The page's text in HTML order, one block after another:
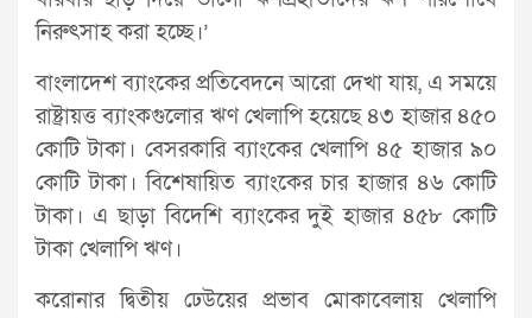
নিরুৎসাহ করা হচ্ছে।’
বাংলাদেশ ব্যাংকের প্রতিবেদনে আরো দেখা যায়, এ সময়ে
রাষ্ট্রায়ত্ত ব্যাংকগুলোর ঋণ খেলাপি হয়েছে ৪৩ হাজার ৪৫০
কোটি টাকা। বেসরকারি ব্যাংকের খেলাপি ৪৫ হাজার ৯০
কোটি টাকা। বিশেষায়িত ব্যাংকের চার হাজার ৪৬ কোটি
টাকা। এ ছাড়া বিদেশি ব্যাংকের দুই হাজার ৪৫৮ কোটি
টাকা খেলাপি ঋণ।
করোনার দ্বিতীয় ঢেউয়ের প্রভাব মোকাবেলায় খেলাপি